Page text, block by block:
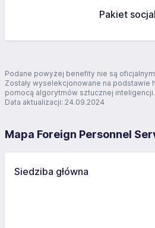
Pakiet
Podane powyżej benefity nie są
Zostały wyselekcjonowane na podstawie
pomocą algorytmów sztucznej inteligencji.
Data aktualizacji: 24.09.2024
Mapa Foreign Personnel
Siedziba główna